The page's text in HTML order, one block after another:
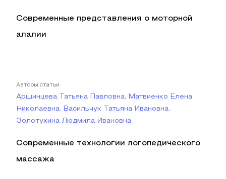
Современные представления о моторной
алалии
Авторы статьи
Аршинцева Татьяна Павловна, Матвиенко Елена
Николаевна, Васильчук Татьяна Ивановна,
Золотухина Людмила Ивановна
Современные технологии логопедического
массажа